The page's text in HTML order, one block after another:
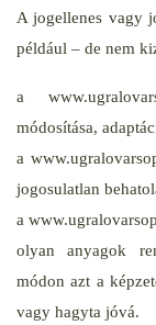
A jogellenes vagy
például – de nem
a
módosítása,
a
jogosulatlan
a
olyan anyagok
módon azt a
vagy hagyta jóvá.